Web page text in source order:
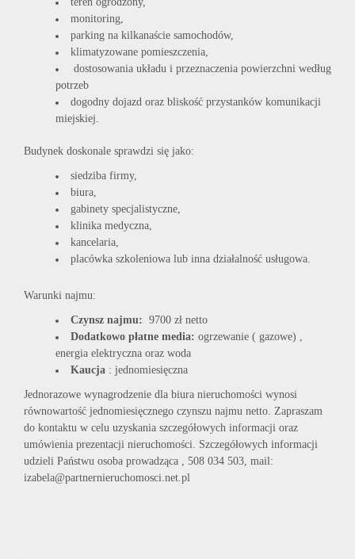
monitoring,
parking na kilkanaście samochodów,
klimatyzowane pomieszczenia,
dostosowania układu i przeznaczenia powierzchni według
potrzeb
dogodny dojazd oraz bliskość przystanków komunikacji
miejskiej.
Budynek doskonale sprawdzi się jako:
siedziba firmy,
biura,
gabinety specjalistyczne,
klinika medyczna,
kancelaria,
placówka szkoleniowa lub inna działalność usługowa.
Warunki najmu:
Czynsz najmu: 9700 zł netto
Dodatkowo płatne media: ogrzewanie ( gazowe) ,
energia elektryczna oraz woda
Kaucja : jednomiesięczna
Jednorazowe wynagrodzenie dla biura nieruchomości wynosi
równowartość jednomiesięcznego czynszu najmu netto. Zapraszam
do kontaktu w celu uzyskania szczegółowych informacji oraz
umówienia prezentacji nieruchomości. Szczegółowych informacji
udzieli Państwu osoba prowadząca , 508 034 503, mail:
izabela@partnernieruchomosci.net.pl